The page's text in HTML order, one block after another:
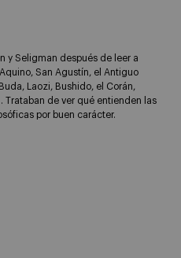
y Seligman después de leer a
San Agustín, el Antiguo
Laozi, Bushido, el Corán,
Trataban de ver qué entienden las
por buen carácter.